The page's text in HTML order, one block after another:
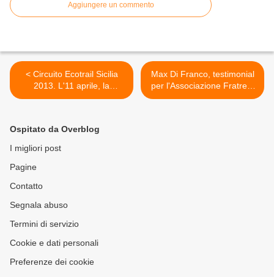
Aggiungere un commento
< Circuito Ecotrail Sicilia
2013. L'11 aprile, la
presentazione stampa. Tra
siciliano al via Domenica a
Monte Pellegrino
Max Di Franco, testimonial
per l'Associazione Fratres,
sara' presente domenica
Ospitato da Overblog
I migliori post
Pagine
Contatto
Segnala abuso
Termini di servizio
Cookie e dati personali
Preferenze dei cookie